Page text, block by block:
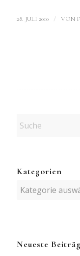
28. JULI 2010 / VON
Kategorien
Kategorien
Neueste